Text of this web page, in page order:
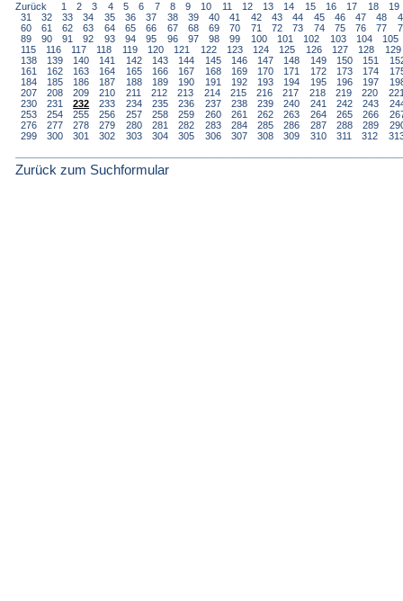
Zurück
1 2 3 4 5 6 7 8 9 10 11 12 13 14 15 16 17 18
19
31
32 33 34 35 36 37 38 39 40 41 42 43 44 45 46 47 48
60
61 62 63 64 65 66 67 68 69 70 71 72 73 74 75 76 77
89
90 91 92 93 94 95 96 97 98 99 100 101 102 103 104
105
115
116 117 118 119 120 121 122 123 124 125 126 127 128
129
138
139 140 141 142 143 144 145 146 147 148 149 150 151
161
162 163 164 165 166 167 168 169 170 171 172 173 174
184
185 186 187 188 189 190 191 192 193 194 195 196 197
207
208 209 210 211 212 213 214 215 216 217 218 219 220
230
231 232 233 234 235 236 237 238 239 240 241 242 243
253
254 255 256 257 258 259 260 261 262 263 264 265 266
276
277 278 279 280 281 282 283 284 285 286 287 288 289
299
300 301 302 303 304 305 306 307 308 309 310 311 312
Zurück zum Suchformular